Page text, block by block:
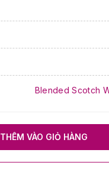
Blended Scotch
THÊM VÀO GIỎ HÀNG